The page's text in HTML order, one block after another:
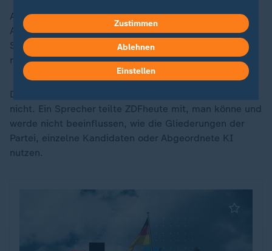
Außerdem bemüht sich die SPD um ein "Fairness-
Abkommen" mit den anderen Parteien. Laut eines
Sprechers solle darin auch ein gemeinsamer Umgang
mit KI-generierten Inhalten vereinbart werden
Der AfD-Bundesverband regelt die Nutzung von KI
nicht. Ein Sprecher teilte ZDFheute mit, man könne und
werde nicht beeinflussen, wie die Gliederungen der
Partei, einzelne Kandidaten oder Abgeordnete KI
nutzen.
Zustimmen
Ablehnen
Einstellen